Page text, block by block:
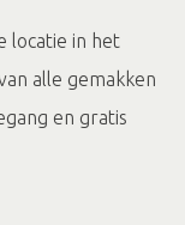
locatie in het
alle gemakken
en gratis